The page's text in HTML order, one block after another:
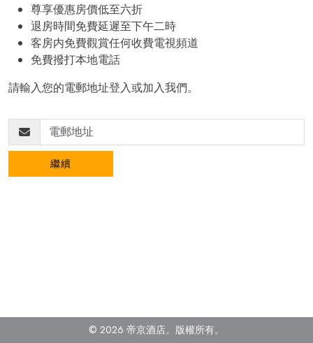
尊享優惠房價低至六折
退房時間免費延遲至下午二時
客房内免費觀賞任何收費電視頻道
免費撥打本地電話
請輸入您的電郵地址登入或加入我們。
繼續
© 2026 帝京酒店。 版權所有。